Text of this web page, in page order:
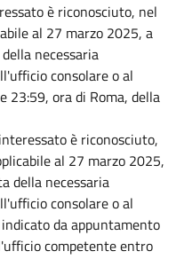
è riconosciuto, nel
al 27 marzo 2025, a
necessaria
consolare o al
23:59, ora di Roma, della
è riconosciuto,
al 27 marzo 2025,
della necessaria
consolare o al
da appuntamento
competente entro